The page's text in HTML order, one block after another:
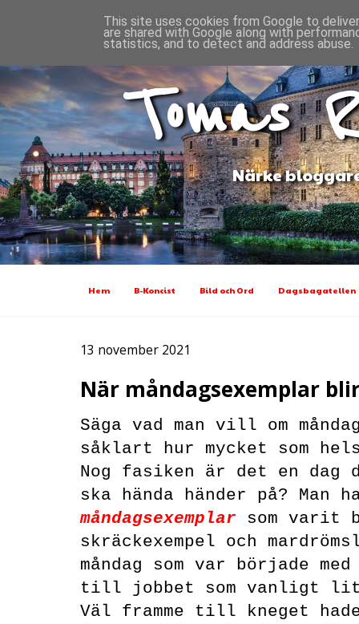
Tomas
Närke
Hem B-Koncist Bild och Ord Dagsbagatellen
13 november 2021
När måndagsexemplar
Säga vad man vill om
såklart hur mycket som
Nog fasiken är det en
ska hända händer på?
måndagsexemplar
som varit
skräckexempel och
måndag som var började
till jobbet som vanligt
Väl framme till kneget
This site uses cookies from Google to
are shared with Google along with
statistics, and to detect and address abuse.